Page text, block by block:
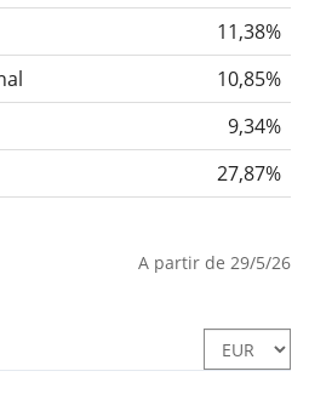
11,38%
10,85%
9,34%
27,87%
A partir de 29/5/26